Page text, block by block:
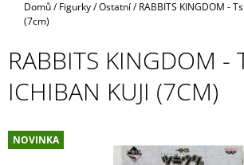
Domů/ Figurky/Ostatní/ RABBITS KINGDOM -
(7cm)
RABBITS KINGDOM -
ICHIBAN KUJI (7CM)
NOVINKA
T
Ř
E
B
U
J
E
T